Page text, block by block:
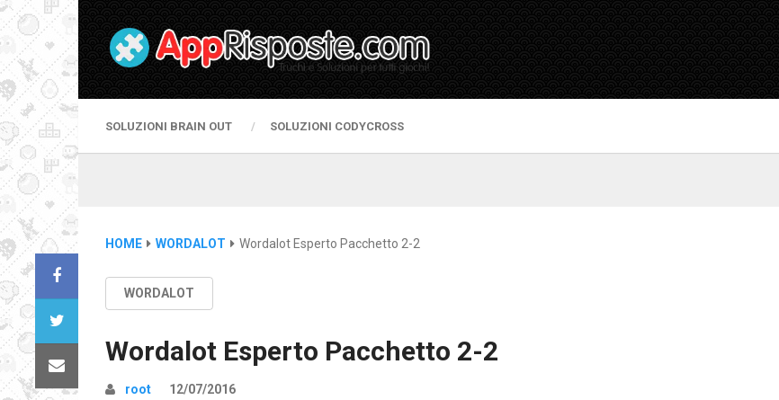
SOLUZIONI BRAIN OUT SOLUZIONI CODYCROSS
HOME WORDALOT Wordalot Esperto Pacchetto 2-2
WORDALOT
Wordalot Esperto Pacchetto 2-2
root 12/07/2016